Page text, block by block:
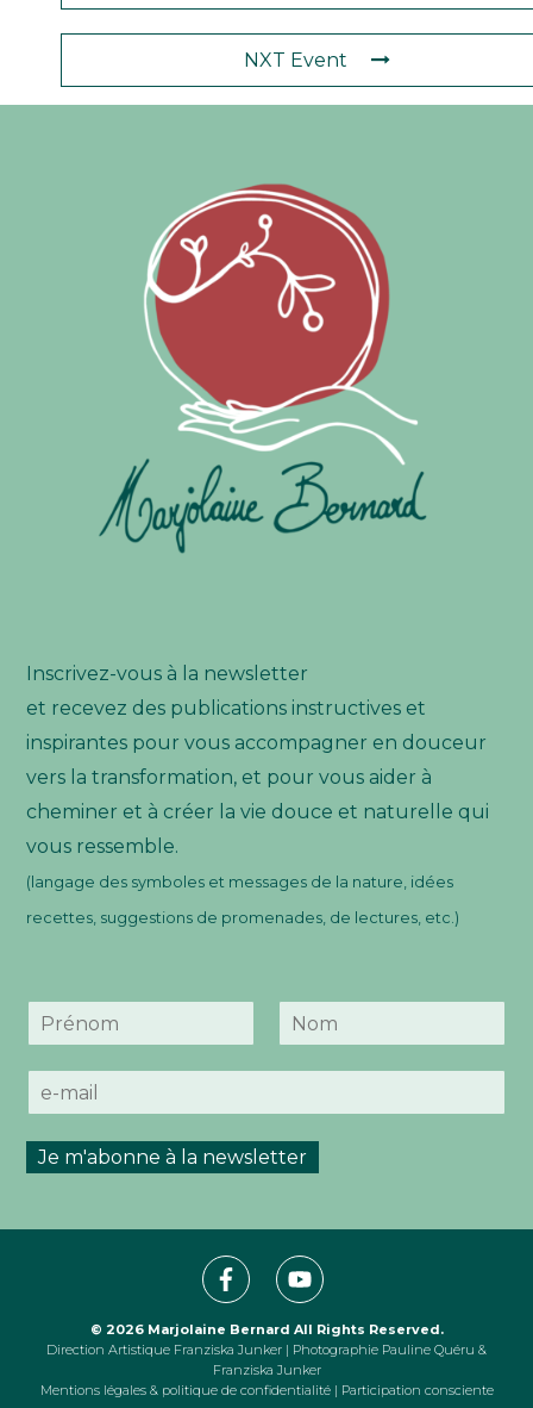
NXT Event
Inscrivez-vous à la newsletter
et recevez des publications instructives et
inspirantes pour vous accompagner en douceur
vers la transformation, et pour vous aider à
cheminer et à créer la vie douce et naturelle qui
vous ressemble.
(langage des symboles et messages de la nature, idées
recettes, suggestions de promenades, de lectures, etc.)
N
r
n
m
o
E
a
i
Je m'abonne à la newsletter
© 2026 Marjolaine Bernard All Rights Reserved.
Direction Artistique Franziska Junker | Photographie Pauline Quéru &
Franziska Junker
Mentions légales & politique de confidentialité| Participation consciente